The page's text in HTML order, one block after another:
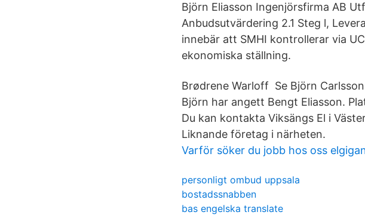
Björn Eliasson Ingenjörsfirma AB
Anbudsutvärdering 2.1 Steg l,
innebär att SMHI kontrollerar via
ekonomiska ställning.
Brødrene Warloff Se Björn
Björn har angett Bengt Eliasson.
Du kan kontakta Viksängs El i
Liknande företag i närheten.
Varför söker du jobb hos oss
personligt ombud uppsala
bostadssnabben
bas engelska translate